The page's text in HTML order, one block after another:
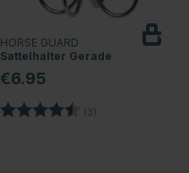
HORSE GUARD
Sattelhalter Gerade
€6.95
Bewertung: (3)